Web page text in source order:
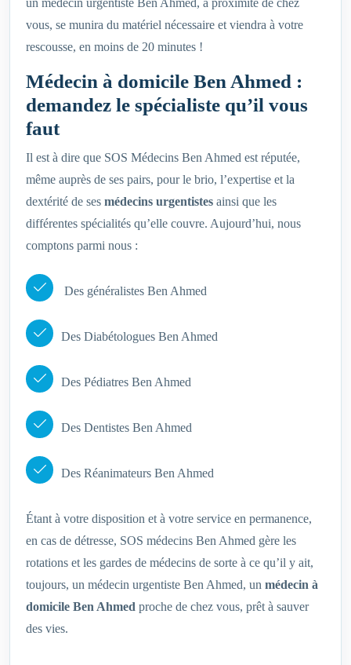
un médecin urgentiste Ben Ahmed, à proximité de chez
vous, se munira du matériel nécessaire et viendra à votre
rescousse, en moins de 20 minutes !
Médecin à domicile Ben Ahmed :
demandez le spécialiste qu’il vous
faut
Il est à dire que SOS Médecins Ben Ahmed est réputée,
même auprès de ses pairs, pour le brio, l’expertise et la
dextérité de ses médecins urgentistes ainsi que les
différentes spécialités qu’elle couvre. Aujourd’hui, nous
comptons parmi nous :
Des généralistes Ben Ahmed
Des Diabétologues Ben Ahmed
Des Pédiatres Ben Ahmed
Des Dentistes Ben Ahmed
Des Réanimateurs Ben Ahmed
Étant à votre disposition et à votre service en permanence,
en cas de détresse, SOS médecins Ben Ahmed gère les
rotations et les gardes de médecins de sorte à ce qu’il y ait,
toujours, un médecin urgentiste Ben Ahmed, un médecin à
domicile Ben Ahmed proche de chez vous, prêt à sauver
des vies.